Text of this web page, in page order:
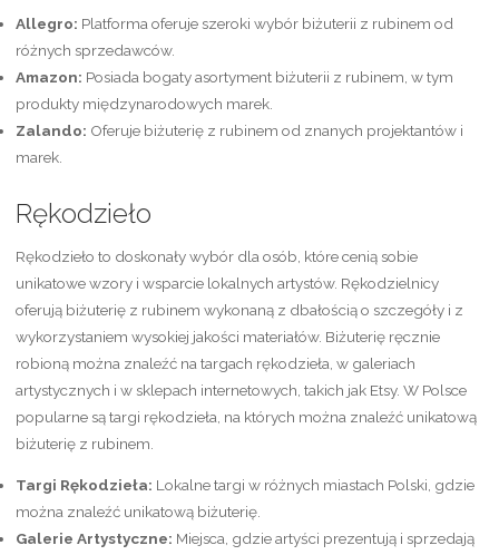
Allegro: Platforma oferuje szeroki wybór biżuterii z rubinem od
różnych sprzedawców.
Amazon: Posiada bogaty asortyment biżuterii z rubinem, w tym
produkty międzynarodowych marek.
Zalando: Oferuje biżuterię z rubinem od znanych projektantów i
marek.
Rękodzieło
Rękodzieło to doskonały wybór dla osób, które cenią sobie
unikatowe wzory i wsparcie lokalnych artystów. Rękodzielnicy
oferują biżuterię z rubinem wykonaną z dbałością o szczegóły i z
wykorzystaniem wysokiej jakości materiałów. Biżuterię ręcznie
robioną można znaleźć na targach rękodzieła, w galeriach
artystycznych i w sklepach internetowych, takich jak Etsy. W Polsce
popularne są targi rękodzieła, na których można znaleźć unikatową
biżuterię z rubinem.
Targi Rękodzieła: Lokalne targi w różnych miastach Polski, gdzie
można znaleźć unikatową biżuterię.
Galerie Artystyczne: Miejsca, gdzie artyści prezentują i sprzedają